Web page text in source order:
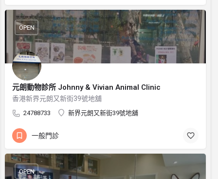
元朗動物診所 Johnny & Vivian Animal Clinic
香港新界元朗又新街39號地舖
24788733 新界元朗又新街39號地舖
OPEN
一般門診
OPEN